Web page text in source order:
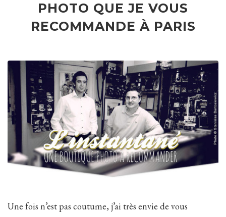
PHOTO QUE JE VOUS
RECOMMANDE À PARIS
Une fois n’est pas coutume, j’ai très envie de vous